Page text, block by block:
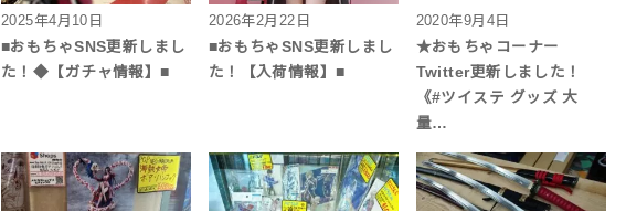
2025年4月10日
■おもちゃSNS更新しまし
た！◆【ガチャ情報】■
2026年2月22日
■おもちゃSNS更新しまし
た！【入荷情報】■
2020年9月4日
★おもちゃコーナー
Twitter更新しました！
《#ツイステ グッズ 大
量…